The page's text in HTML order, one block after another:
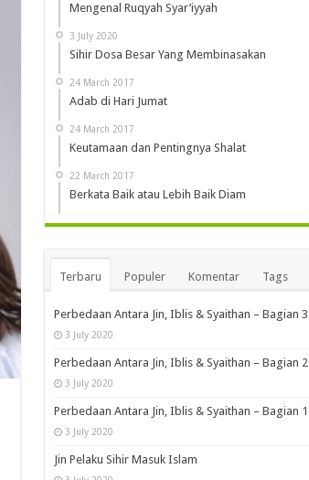
Mengenal Ruqyah Syar’iyyah
3 July 2020
Sihir Dosa Besar Yang Membinasakan
24 March 2017
Adab di Hari Jumat
24 March 2017
Keutamaan dan Pentingnya Shalat
22 March 2017
Berkata Baik atau Lebih Baik Diam
Terbaru Populer Komentar Tags
Perbedaan Antara Jin, Iblis & Syaithan – Bagian 3
3 July 2020
Perbedaan Antara Jin, Iblis & Syaithan – Bagian 2
3 July 2020
Perbedaan Antara Jin, Iblis & Syaithan – Bagian 1
3 July 2020
Jin Pelaku Sihir Masuk Islam